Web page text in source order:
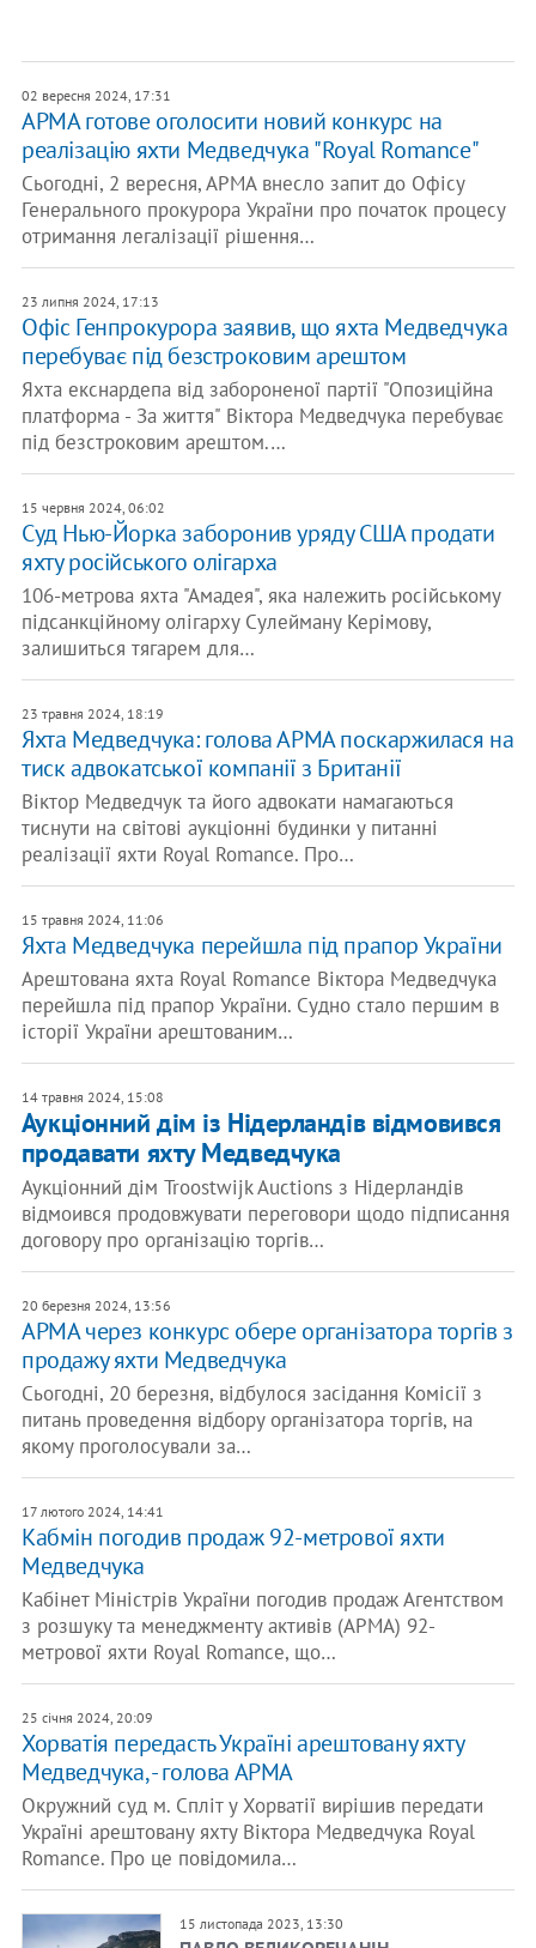
02 вересня 2024, 17:31
АРМА готове оголосити новий конкурс на
реалізацію яхти Медведчука "Royal Romance"
Сьогодні, 2 вересня, АРМА внесло запит до Офісу
Генерального прокурора України про початок процесу
отримання легалізації рішення…
23 липня 2024, 17:13
Офіс Генпрокурора заявив, що яхта Медведчука
перебуває під безстроковим арештом
Яхта екснардепа від забороненої партії "Опозиційна
платформа - За життя" Віктора Медведчука перебуває
під безстроковим арештом.…
15 червня 2024, 06:02
Суд Нью-Йорка заборонив уряду США продати
яхту російського олігарха
106-метрова яхта "Амадея", яка належить російському
підсанкційному олігарху Сулейману Керімову,
залишиться тягарем для…
23 травня 2024, 18:19
Яхта Медведчука: голова АРМА поскаржилася на
тиск адвокатської компанії з Британії
Віктор Медведчук та його адвокати намагаються
тиснути на світові аукціонні будинки у питанні
реалізації яхти Royal Romance. Про…
15 травня 2024, 11:06
Яхта Медведчука перейшла під прапор України
Арештована яхта Royal Romance Віктора Медведчука
перейшла під прапор України. Судно стало першим в
історії України арештованим…
14 травня 2024, 15:08
Аукціонний дім із Нідерландів відмовився
продавати яхту Медведчука
Аукціонний дім Troostwijk Auctions з Нідерландів
відмоився продовжувати переговори щодо підписання
договору про організацію торгів…
20 березня 2024, 13:56
​АРМА через конкурс обере організатора торгів з
продажу яхти Медведчука
Сьогодні, 20 березня, відбулося засідання Комісії з
питань проведення відбору організатора торгів, на
якому проголосували за…
17 лютого 2024, 14:41
Кабмін погодив продаж 92-метрової яхти
Медведчука
Кабінет Міністрів України погодив продаж Агентством
з розшуку та менеджменту активів (АРМА) 92-
метрової яхти Royal Romance, що…
25 січня 2024, 20:09
Хорватія передасть Україні арештовану яхту
Медведчука, - голова АРМА
Окружний суд м. Спліт у Хорватії вирішив передати
Україні арештовану яхту Віктора Медведчука Royal
Romance. Про це повідомила…
15 листопада 2023, 13:30